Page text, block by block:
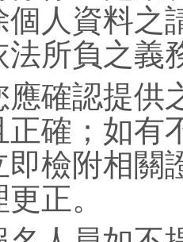
個人資料之
法所負之義
應確認提供
正確；如有
即檢附相關
正。